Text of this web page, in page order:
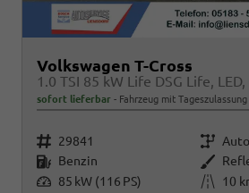
Volkswagen T-Cross
sofort lieferbar Fahrzeug mit Tageszulassung
Fahrzeugnr. 29841 Getriebe
Kraftstoff Benzin Außenfarbe
Leistung 85 kW (116 PS) Kilometerstand
10